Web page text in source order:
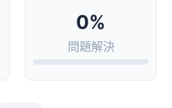
0%
問題解決